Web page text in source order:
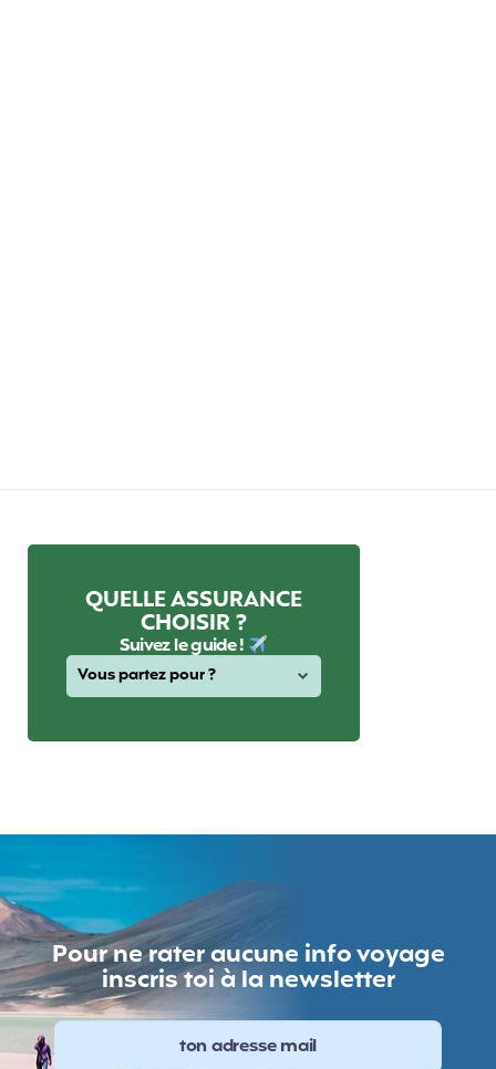
QUELLE ASSURANCE
CHOISIR ?
Suivez le guide !
Pour ne rater aucune info voyage
inscris toi à la newsletter